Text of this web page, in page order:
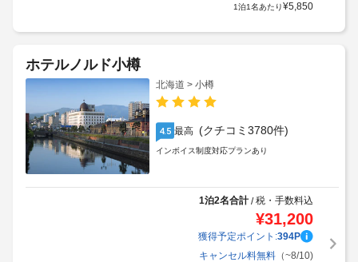
1泊1名あたり¥5,850
ホテルノルド小樽
北海道 > 小樽
4.5 最高 (クチコミ3780件)
インボイス制度対応プランあり
1泊2名合計/税・手数料込
¥31,200
獲得予定ポイント:394P
キャンセル料無料（~8/10)